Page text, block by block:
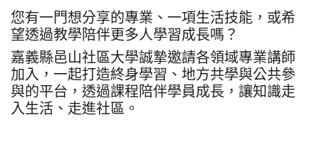
您有一門想分享的專業、一項生活技能，或希
望透過教學陪伴更多人學習成長嗎？
嘉義縣邑山社區大學誠摯邀請各領域專業講師
加入，一起打造終身學習、地方共學與公共參
與的平台，透過課程陪伴學員成長，讓知識走
入生活、走進社區。